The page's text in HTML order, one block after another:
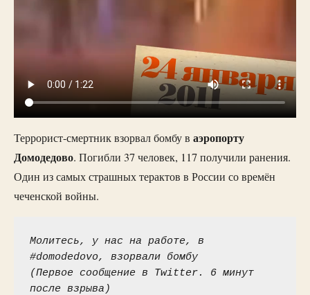
Террорист-смертник взорвал бомбу в аэропорту
Домодедово. Погибли 37 человек, 117 получили ранения.
Один из самых страшных терактов в России со времён
чеченской войны.
Молитесь, у нас на работе, в
#domodedovo, взорвали бомбу
(Первое сообщение в Twitter. 6 минут
после взрыва)